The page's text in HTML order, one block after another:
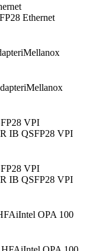
Ethernet
iMellanox
iMellanox
VPI
IB QSFP28 VPI
VPI
IB QSFP28 VPI
iIntel OPA 100